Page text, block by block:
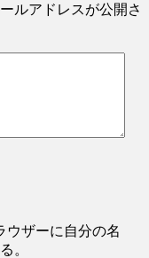
ルアドレスが公開さ
ウザーに自分の名
。